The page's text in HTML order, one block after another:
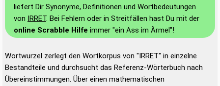
liefert Dir Synonyme, Definitionen und Wortbedeutungen
von IRRET. Bei Fehlern oder in Streitfällen hast Du mit der
online Scrabble Hilfe immer "ein Ass im Ärmel"!
Wortwurzel zerlegt den Wortkorpus von "IRRET" in einzelne
Bestandteile und durchsucht das Referenz-Wörterbuch nach
Übereinstimmungen. Über einen mathematischen